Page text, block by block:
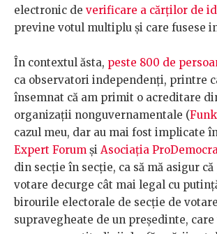
electronic de verificare a cărților de
previne votul multiplu și care fusese
În contextul ăsta, peste 800 de
ca observatori independenți, printre
însemnat că am primit o acreditare
organizații nonguvernamentale (
cazul meu, dar au mai fost implicate
Expert Forum și Asociația
din secție în secție, ca să mă asigur
votare decurge cât mai legal cu
birourile electorale de secție de
supravegheate de un președinte, care